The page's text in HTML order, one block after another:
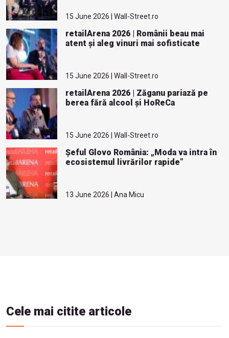
15 June 2026 | Wall-Street.ro
retailArena 2026 | Românii beau mai
atent și aleg vinuri mai sofisticate
15 June 2026 | Wall-Street.ro
retailArena 2026 | Zăganu pariază pe
berea fără alcool și HoReCa
15 June 2026 | Wall-Street.ro
Șeful Glovo România: „Moda va intra în
ecosistemul livrărilor rapide”
13 June 2026 | Ana Micu
Cele mai citite articole